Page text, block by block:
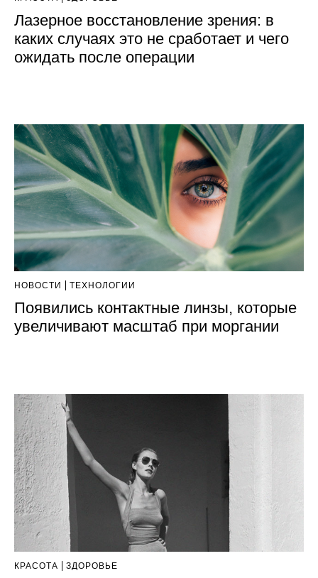
Лазерное восстановление зрения: в
каких случаях это не сработает и чего
ожидать после операции
НОВОСТИ ТЕХНОЛОГИИ
Появились контактные линзы, которые
увеличивают масштаб при моргании
КРАСОТА ЗДОРОВЬЕ